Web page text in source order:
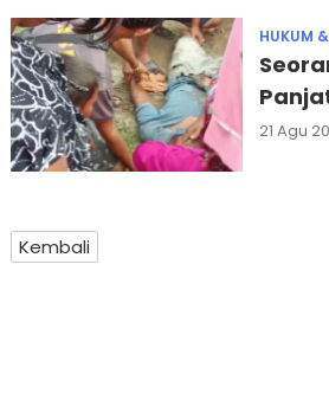
HUKUM
21 Agu
Kembali